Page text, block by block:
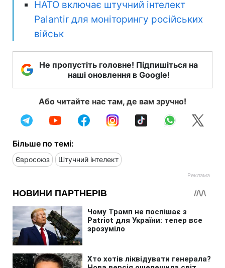
НАТО включає штучний інтелект
Palantir для моніторингу російських
військ
Не пропустіть головне! Підпишіться на
наші оновлення в Google!
Або читайте нас там, де вам зручно!
Більше по темі:
Євросоюз Штучний інтелект